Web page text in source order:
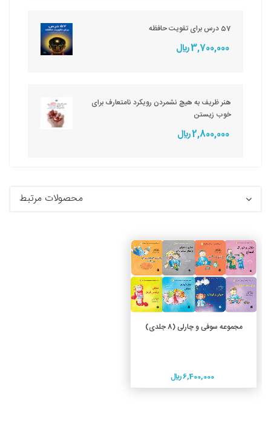
57 درس برای تقویت حافظه
3,700,000 ريال
هنر ظریف به هیچ نشمردن رویکرد نامتعارف برای
خوب زیستن
2,800,000 ريال
محصولات مرتبط
افزودن به سبد خرید
مجموعه سوفی و چارلی (8 جلدی)
6,400,000 ريال